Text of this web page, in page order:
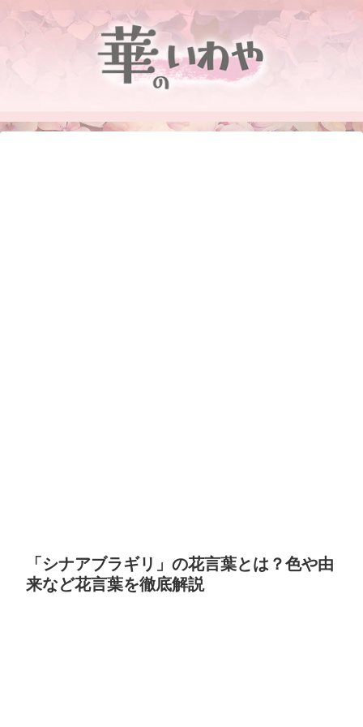
「シナアブラギリ」の花言葉とは？色や由
来など花言葉を徹底解説